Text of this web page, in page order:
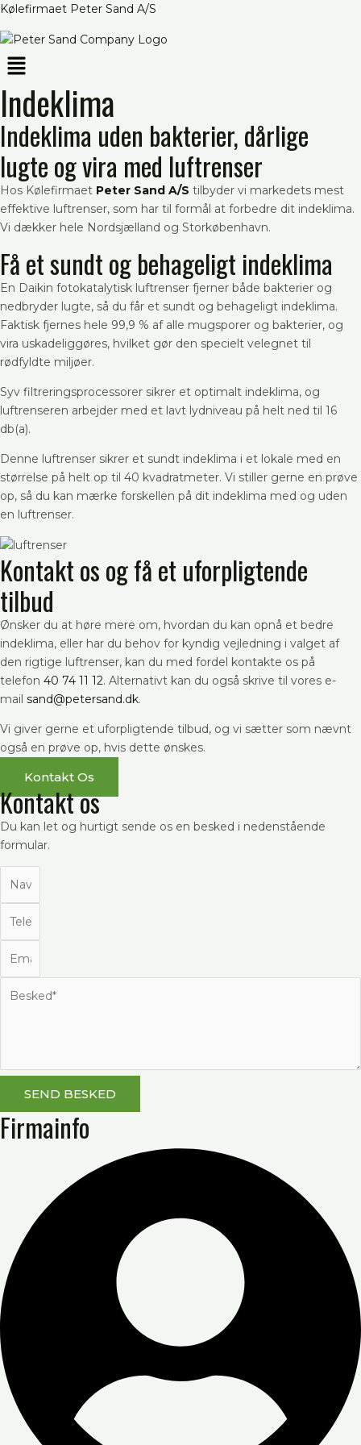
Skip
content
Kølefirmaet Peter Sand A/S
Menu
Indeklima
Indeklima uden bakterier, dårlige
lugte og vira med luftrenser
Hos Kølefirmaet Peter Sand A/S tilbyder vi markedets mest
effektive luftrenser, som har til formål at forbedre dit indeklima.
Vi dækker hele Nordsjælland og Storkøbenhavn.
Få et sundt og behageligt indeklima
En Daikin fotokatalytisk luftrenser fjerner både bakterier og
nedbryder lugte, så du får et sundt og behageligt indeklima.
Faktisk fjernes hele 99,9 % af alle mugsporer og bakterier, og
vira uskadeliggøres, hvilket gør den specielt velegnet til
rødfyldte miljøer.
Syv filtreringsprocessorer sikrer et optimalt indeklima, og
luftrenseren arbejder med et lavt lydniveau på helt ned til 16
db(a).
Denne luftrenser sikrer et sundt indeklima i et lokale med en
størrelse på helt op til 40 kvadratmeter. Vi stiller gerne en prøve
op, så du kan mærke forskellen på dit indeklima med og uden
en luftrenser.
Kontakt os og få et uforpligtende
tilbud
Ønsker du at høre mere om, hvordan du kan opnå et bedre
indeklima, eller har du behov for kyndig vejledning i valget af
den rigtige luftrenser, kan du med fordel kontakte os på
telefon 40 74 11 12. Alternativt kan du også skrive til vores e-
mail sand@petersand.dk.
Vi giver gerne et uforpligtende tilbud, og vi sætter som nævnt
også en prøve op, hvis dette ønskes.
Kontakt Os
Kontakt os
Du kan let og hurtigt sende os en besked i nedenstående
formular.
SEND BESKED
Firmainfo